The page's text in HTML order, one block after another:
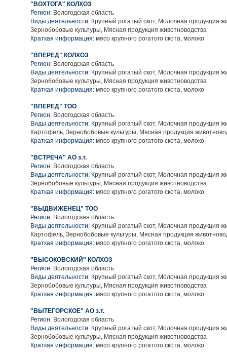
"ВОХТОГА" КОЛХОЗ
Регион: Вологодская область
Виды деятельности: Крупный рогатый скот, Молочная продукция
Зернобобовые культуры, Мясная продукция животноводства
Краткая информация: мясо крупного рогатого скота, молоко
"ВПЕРЕД" КОЛХОЗ
Регион: Вологодская область
Виды деятельности: Крупный рогатый скот, Молочная продукция
Зернобобовые культуры, Мясная продукция животноводства
Краткая информация: мясо крупного рогатого скота, молоко
"ВПЕРЕД" ТОО
Регион: Вологодская область
Виды деятельности: Крупный рогатый скот, Молочная продукция
Картофель, Зернобобовые культуры, Мясная продукция
Краткая информация: мясо крупного рогатого скота, молоко
"ВСТРЕЧА" АО з.т.
Регион: Вологодская область
Виды деятельности: Крупный рогатый скот, Молочная продукция
Зернобобовые культуры, Мясная продукция животноводства
Краткая информация: мясо крупного рогатого скота, молоко
"ВЫДВИЖЕНЕЦ" ТОО
Регион: Вологодская область
Виды деятельности: Крупный рогатый скот, Молочная продукция
Картофель, Зернобобовые культуры, Мясная продукция
Краткая информация: мясо крупного рогатого скота, молоко
"ВЫСОКОВСКИЙ" КОЛХОЗ
Регион: Вологодская область
Виды деятельности: Крупный рогатый скот, Молочная продукция
Зернобобовые культуры, Мясная продукция животноводства
Краткая информация: мясо крупного рогатого скота, молоко
"ВЫТЕГОРСКОЕ" АО з.т.
Регион: Вологодская область
Виды деятельности: Крупный рогатый скот, Молочная продукция
Зернобобовые культуры, Мясная продукция животноводства
Краткая информация: мясо крупного рогатого скота, молоко